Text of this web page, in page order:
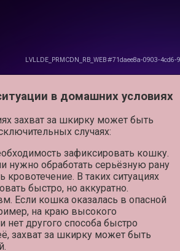
в домашних условиях
захват за шкирку может быть
случаях:
зафиксировать кошку.
нужно обработать серьёзную рану
кровотечение. В таких ситуациях
быстро, но аккуратно.
Если кошка оказалась в опасной
на краю высокого
нет другого способа быстро
захват за шкирку может быть